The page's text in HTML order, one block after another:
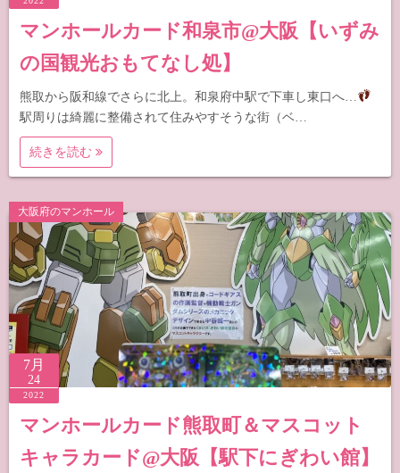
マンホールカード和泉市@大阪【いずみ
の国観光おもてなし処】
熊取から阪和線でさらに北上。和泉府中駅で下車し東口へ…
駅周りは綺麗に整備されて住みやすそうな街（ベ…
続きを読む
大阪府のマンホール
7月
24
2022
マンホールカード熊取町＆マスコット
キャラカード@大阪【駅下にぎわい館】